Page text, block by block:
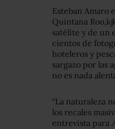
Esteban Amaro
Quintana
satélite y de un
cientos de
hoteleros y
sargazo por las
no es nada
“La naturaleza
los recales
entrevista para